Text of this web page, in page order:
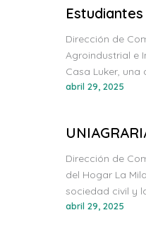
Dirección de
Agroindustrial e
Casa Luker, una
abril 29, 2025
Dirección de
del Hogar La
sociedad civil y
abril 29, 2025